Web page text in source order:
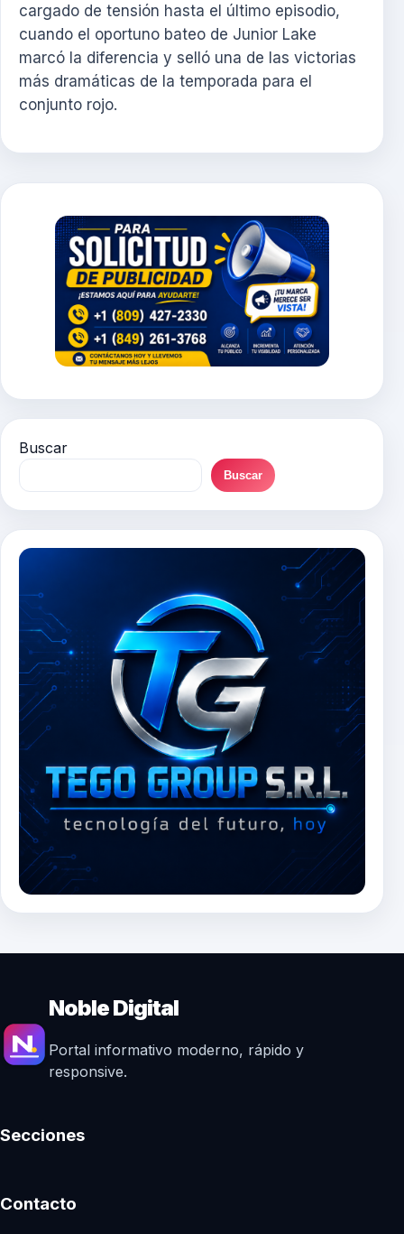
cargado de tensión hasta el último episodio,
cuando el oportuno bateo de Junior Lake
marcó la diferencia y selló una de las victorias
más dramáticas de la temporada para el
conjunto rojo.
Buscar
Buscar
Noble Digital
Portal informativo moderno, rápido y
responsive.
Secciones
Contacto